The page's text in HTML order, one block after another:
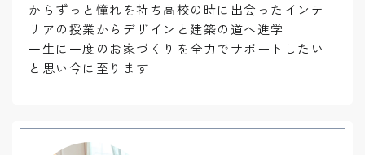
からずっと憧れを持ち高校の時に出会ったインテ
リアの授業からデザインと建築の道へ進学
一生に一度のお家づくりを全力でサポートしたい
と思い今に至ります